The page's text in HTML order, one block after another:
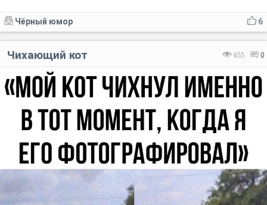
6
Чёрный юмор
655 0
Чихающий кот